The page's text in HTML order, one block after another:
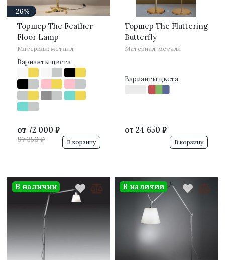
··
-26%
Торшер The Feather
Floor Lamp
Материал: металл
Варианты цвета
от 72 000 ₽
97 350 ₽ В корзину
··
Торшер The Fluttering
Butterfly
Материал: металл
Варианты цвета
от 24 650 ₽
В корзину
В наличии В наличии